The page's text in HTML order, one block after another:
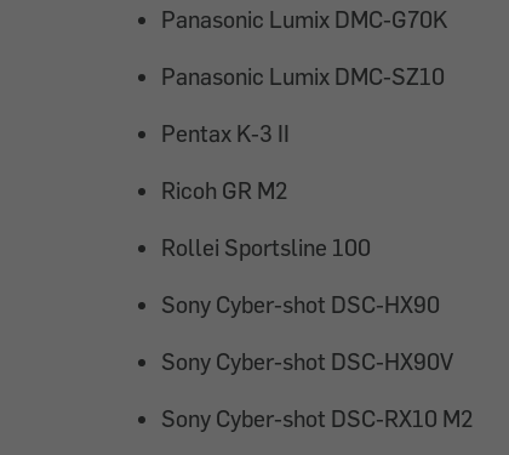
Panasonic Lumix DMC-G70K
Panasonic Lumix DMC-SZ10
Pentax K-3 II
Ricoh GR M2
Rollei Sportsline 100
Sony Cyber-shot DSC-HX90
Sony Cyber-shot DSC-HX90V
Sony Cyber-shot DSC-RX10 M2